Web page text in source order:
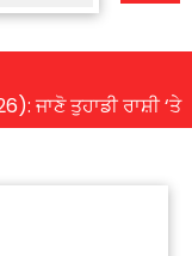
ਤੁਹਾਡੀ ਰਾਸ਼ੀ ‘ਤੇ